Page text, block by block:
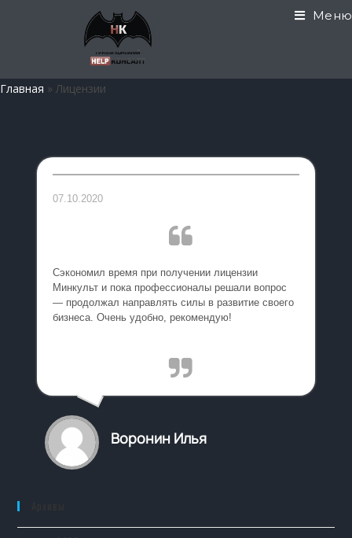
Меню
Главная » Лицензии
07.10.2020
Сэкономил время при получении лицензии
Минкульт и пока профессионалы решали вопрос
— продолжал направлять силы в развитие своего
бизнеса. Очень удобно, рекомендую!
Воронин Илья